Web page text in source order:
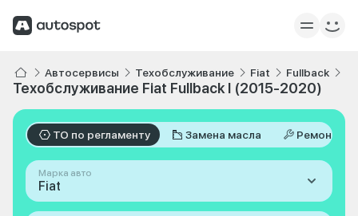
Автосервисы Техобслуживание Fiat Fullback
Техобслуживание Fiat Fullback I (2015-2020)
ТО по регламенту Замена масла Ремонт
Марка авто
Fiat